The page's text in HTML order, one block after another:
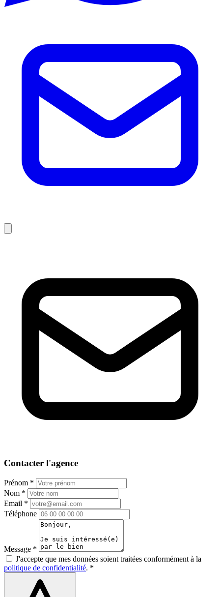
Contacter l'agence
Prénom *
Nom *
Email *
Téléphone
Message *
J'accepte que mes données soient traitées conformément à la
politique de confidentialité. *